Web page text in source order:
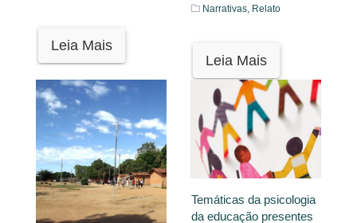
Leia Mais
Narrativas, Relato
Leia Mais
Temáticas da psicologia
da educação presentes